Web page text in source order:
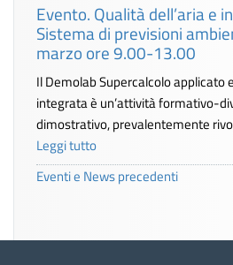
Evento. Qualità dell’aria e
Sistema di previsioni
marzo ore 9.00-13.00
Il Demolab Supercalcolo applicato
integrata è un’attività formativo-
dimostrativo, prevalentemente
Leggi tutto
Eventi e News precedenti